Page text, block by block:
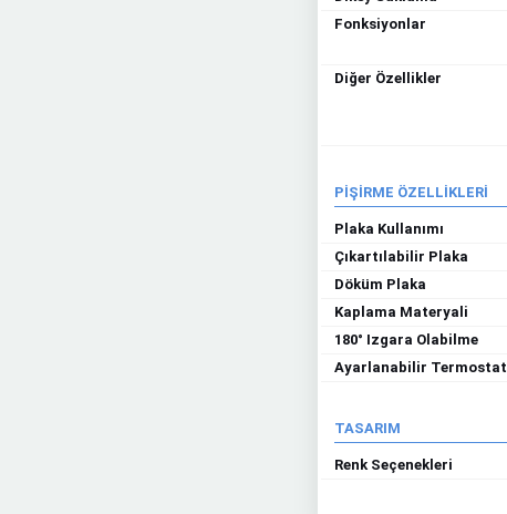
Fonksiyonlar
Diğer Özellikler
PİŞİRME ÖZELLİKLERİ
Plaka Kullanımı
Çıkartılabilir Plaka
Döküm Plaka
Kaplama Materyali
180° Izgara Olabilme
Ayarlanabilir Termostat
TASARIM
Renk Seçenekleri